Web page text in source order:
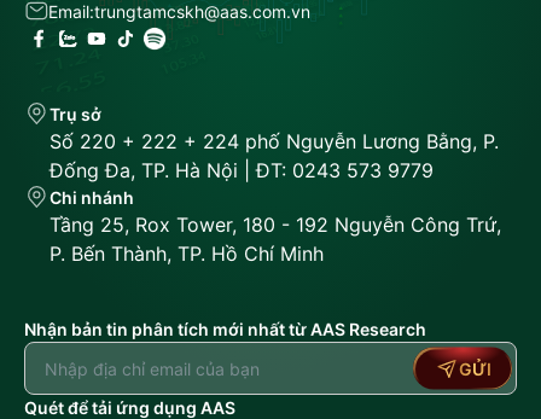
Email:trungtamcskh@aas.com.vn
Trụ sở
Số 220 + 222 + 224 phố Nguyễn Lương Bằng, P.
Đống Đa, TP. Hà Nội | ĐT: 0243 573 9779
Chi nhánh
Tầng 25, Rox Tower, 180 - 192 Nguyễn Công Trứ,
P. Bến Thành, TP. Hồ Chí Minh
Nhận bản tin phân tích mới nhất từ AAS Research
GỬI
Quét để tải ứng dụng AAS